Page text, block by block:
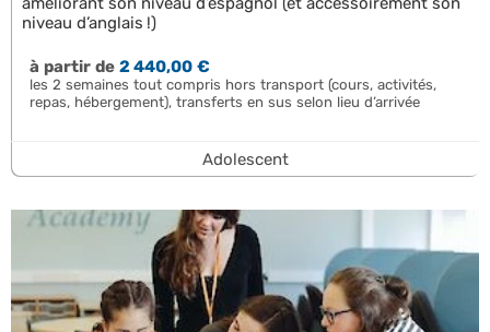
niveau d’anglais !)
à partir de2 440,00 €
les 2 semaines tout compris hors transport (cours, activités,
repas, hébergement), transferts en sus selon lieu d’arrivée
Adolescent